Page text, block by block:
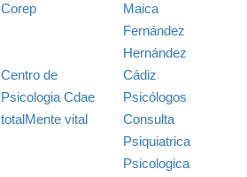
Corep
Maica
Fernández
Hernández
Centro de
Psicologia Cdae
Cádiz
Psicólogos
totalMente vital
Consulta
Psiquiatrica
Psicologica